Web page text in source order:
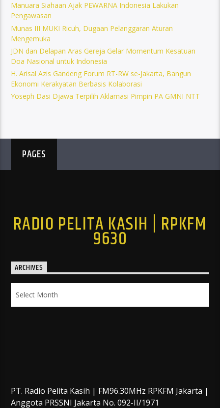
Manuara Siahaan Ajak PEWARNA Indonesia Lakukan
Pengawasan
Munas III MUKI Ricuh, Dugaan Pelanggaran Aturan
Mengemuka
JDN dan Delapan Aras Gereja Gelar Momentum Kesatuan
Doa Nasional untuk Indonesia
H. Arisal Azis Gandeng Forum RT-RW se-Jakarta, Bangun
Ekonomi Kerakyatan Berbasis Kolaborasi
Yoseph Dasi Djawa Terpilih Aklamasi Pimpin PA GMNI NTT
PAGES
RADIO PELITA KASIH | RPKFM
9630
ARCHIVES
PT. Radio Pelita Kasih | FM96.30MHz RPKFM Jakarta |
Anggota PRSSNI Jakarta No. 092-II/1971